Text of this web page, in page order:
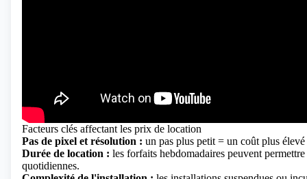
Facteurs clés affectant les prix de location
Pas de pixel et résolution : un pas plus petit = un coût plus
Durée de location : les forfaits hebdomadaires peuvent
quotidiennes.